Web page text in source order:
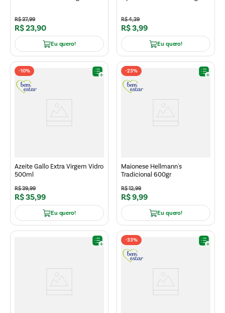
R$37,99
R$23,90
Eu quero!
R$4,39
R$3,99
Eu quero!
-10%
Azeite Gallo Extra Virgem Vidro
500ml
R$39,99
R$35,99
Eu quero!
-23%
Maionese Hellmann's
Tradicional 600gr
R$12,99
R$9,99
Eu quero!
-33%